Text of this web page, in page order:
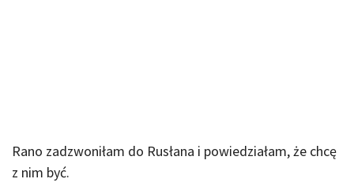
Rano zadzwoniłam do Rusłana i powiedziałam, że chcę
z nim być.